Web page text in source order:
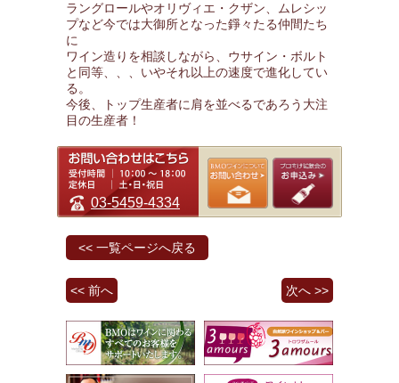
ラングロールやオリヴィエ・クザン、ムレシッ
プなど今では大御所となった錚々たる仲間たち
に
ワイン造りを相談しながら、ウサイン・ボルト
と同等、、、いやそれ以上の速度で進化してい
る。
今後、トップ生産者に肩を並べるであろう大注
目の生産者！
03-5459-4334
<< 一覧ページへ戻る
<< 前へ 次へ >>